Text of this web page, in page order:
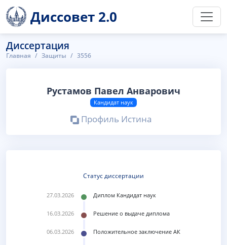
Диссовет 2.0
Диссертация
Главная Защиты 3556
Рустамов Павел Анварович
Кандидат наук
Профиль Истина
Статус диссертации
27.03.2026 Диплом Кандидат наук
16.03.2026 Решение о выдаче диплома
06.03.2026 Положительное заключение АК